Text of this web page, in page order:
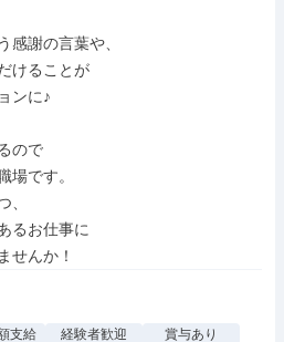
感謝の言葉や、
けることが
ンに♪
ので
場です。
、
るお仕事に
せんか！
支給 経験者歓迎 賞与あり